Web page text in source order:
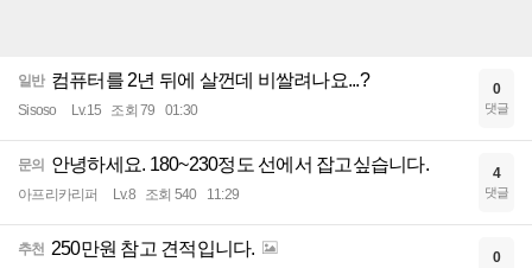
일반 컴퓨터를 2년 뒤에 살껀데 비쌀려나요...?
Sisoso Lv.15 조회 79 01:30
0
댓글
문의 안녕하세요. 180~230정도 선에서 잡고싶습니다.
아프리카리퍼 Lv.8 조회 540 11:29
4
댓글
추천 250만원 참고 견적입니다. 0